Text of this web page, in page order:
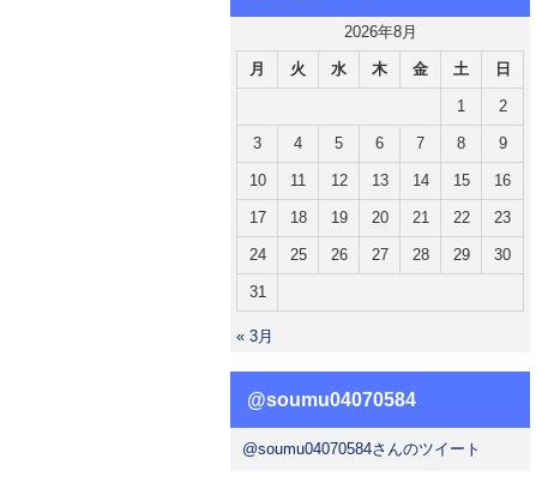
2026年8月
月 火 水 木 金 土 日
1 2
3 4 5 6 7 8 9
10 11 12 13 14 15 16
17 18 19 20 21 22 23
24 25 26 27 28 29 30
31
« 3月
@soumu04070584
@soumu04070584さんのツイート